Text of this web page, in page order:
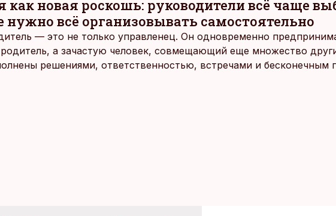
как новая роскошь: руководители всё чаще
нужно всё организовывать самостоятельно
— это не только управленец. Он одновременно
родитель, а зачастую человек, совмещающий еще множество
решениями, ответственностью, встречами и бесконечным